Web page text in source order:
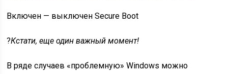
Включен — выключен Secure Boot
?Кстати, еще один важный момент!
В ряде случаев «проблемную» Windows можно